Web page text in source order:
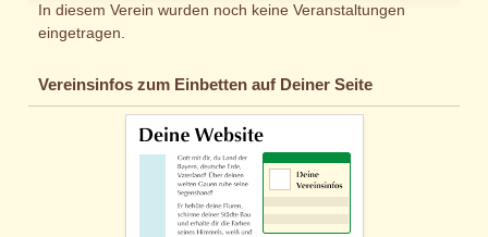
In diesem Verein wurden noch keine Veranstaltungen
eingetragen.
Vereinsinfos zum Einbetten auf Deiner Seite